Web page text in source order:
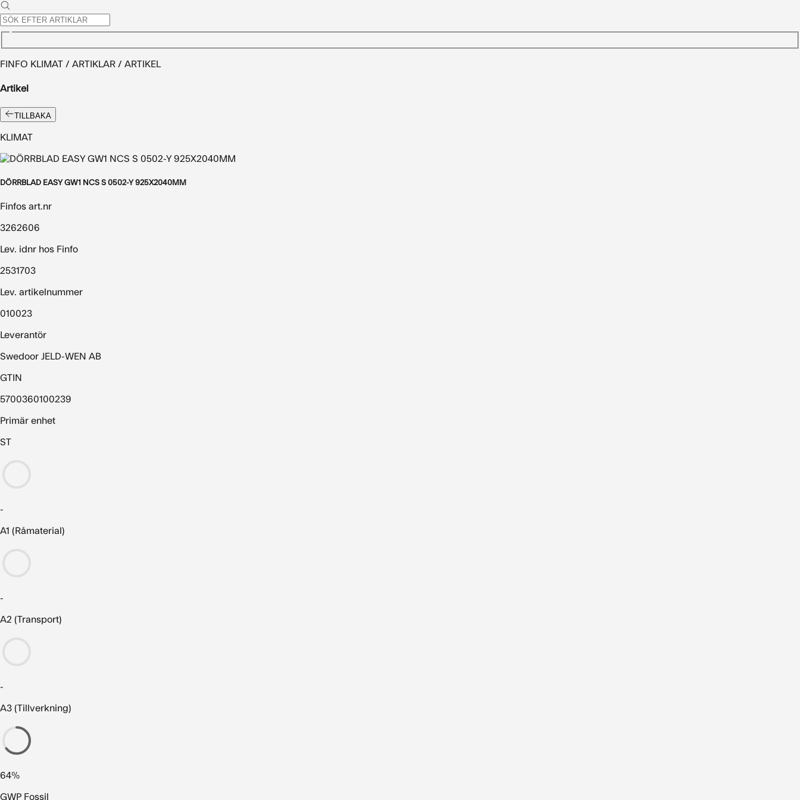
FINFO KLIMAT / ARTIKLAR / ARTIKEL
Artikel
TILLBAKA
KLIMAT
DÖRRBLAD EASY GW1 NCS S 0502-Y 925X2040MM
Finfos art.nr
3262606
Lev. idnr hos Finfo
2531703
Lev. artikelnummer
010023
Leverantör
Swedoor JELD-WEN AB
GTIN
5700360100239
Primär enhet
ST
-
A1 (Råmaterial)
-
A2 (Transport)
-
A3 (Tillverkning)
64%
GWP Fossil